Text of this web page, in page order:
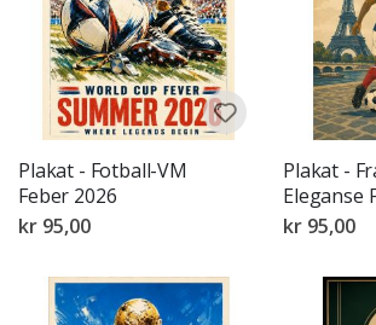
Plakat - Fotball-VM
Feber 2026
kr 95,00
Plakat -
Eleganse
kr 95,00